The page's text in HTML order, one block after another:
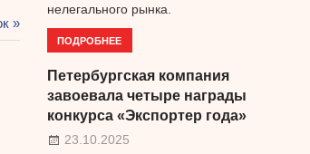
нелегального рынка.
ПОДРОБНЕЕ
Петербургская компания
завоевала четыре награды
конкурса «Экспортер года»
23.10.2025